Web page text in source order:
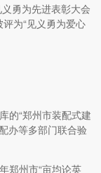
勇为先进表彰大会
为“见义勇为爱心
的“郑州市装配式建
办等多部门联合验
郑州市“亩均论英